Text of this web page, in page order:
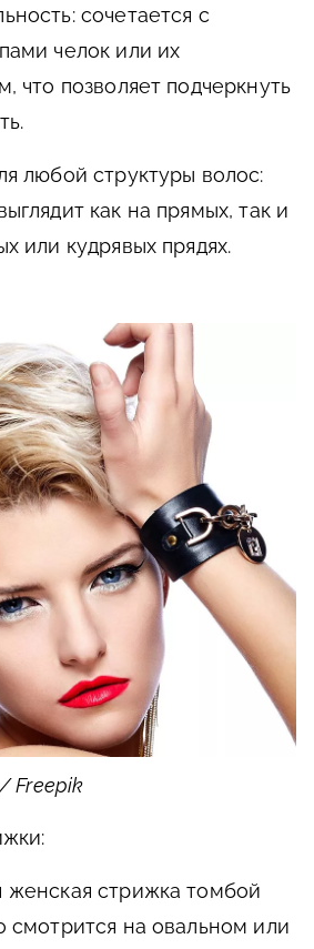
сочетается с
челок или их
что позволяет подчеркнуть
любой структуры волос:
как на прямых, так и
или кудрявых прядях.
Freepik
женская стрижка томбой
смотрится на овальном или